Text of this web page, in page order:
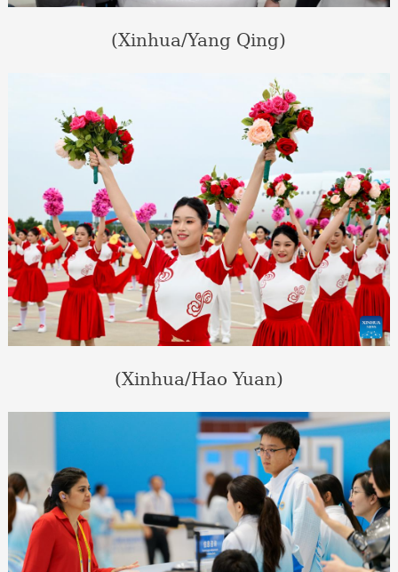
(Xinhua/Yang Qing)
(Xinhua/Hao Yuan)